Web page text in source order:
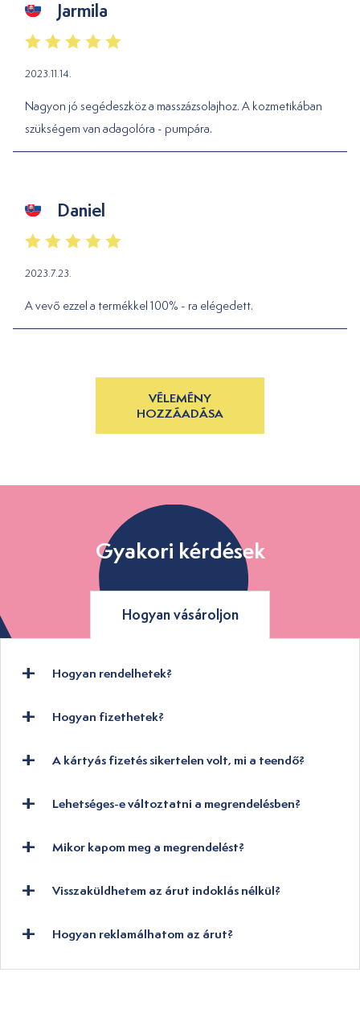
Jarmila
2023.11.14.
Nagyon jó segédeszköz a masszázsolajhoz. A kozmetikában
szükségem van adagolóra - pumpára.
Daniel
2023.7.23.
A vevő ezzel a termékkel 100% - ra elégedett.
VÉLEMÉNY
HOZZÁADÁSA
Gyakori kérdések
Hogyan vásároljon
Hogyan rendelhetek?
Hogyan fizethetek?
A kártyás fizetés sikertelen volt, mi a teendő?
Lehetséges-e változtatni a megrendelésben?
Mikor kapom meg a megrendelést?
Visszaküldhetem az árut indoklás nélkül?
Hogyan reklamálhatom az árut?